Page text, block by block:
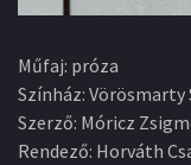
Műfaj: próza
Színház: Vörösmarty
Szerző: Móricz
Rendező: Horváth